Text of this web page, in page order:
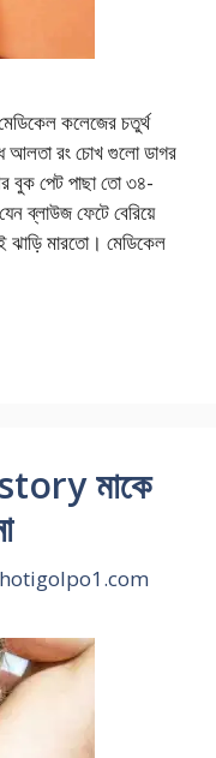
কলেজের চতুর্থ
আলতা রং চোখ গুলো ডাগর
বুক পেট পাছা তো ৩৪-
ব্লাউজ ফেটে বেরিয়ে
ঝাড়ি মারতো। মেডিকেল
মাকে